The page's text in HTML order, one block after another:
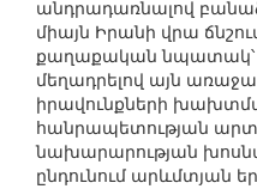
անդրադառնալով
միայն Իրանի վրա
քաղաքական նպատակ՝
մեղադրելով այն
իրավունքների
հանրապետության
նախարարության
ընդունում արևմտյան